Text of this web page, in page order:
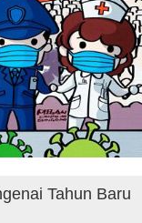
Tahun Baru